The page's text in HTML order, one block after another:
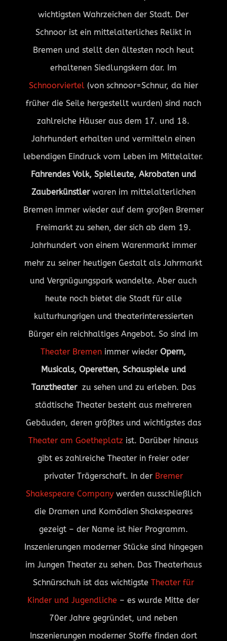
wichtigsten Wahrzeichen der Stadt. Der
Schnoor ist ein mittelalterliches Relikt in
Bremen und stellt den ältesten noch heut
erhaltenen Siedlungskern dar. Im
Schnoorviertel(von schnoor=Schnur, da hier
früher die Seile hergestellt wurden) sind nach
zahlreiche Häuser aus dem 17. und 18.
Jahrhundert erhalten und vermitteln einen
lebendigen Eindruck vom Leben im Mittelalter.
Fahrendes Volk, Spielleute, Akrobaten und
Zauberkünstlerwaren im mittelalterlichen
Bremen immer wieder auf dem großen Bremer
Freimarkt zu sehen, der sich ab dem 19.
Jahrhundert von einem Warenmarkt immer
mehr zu seiner heutigen Gestalt als Jahrmarkt
und Vergnügungspark wandelte. Aber auch
heute noch bietet die Stadt für alle
kulturhungrigen und theaterinteressierten
Bürger ein reichhaltiges Angebot. So sind im
Theater Bremen immer wiederOpern,
Musicals, Operetten, Schauspiele und
Tanztheater zu sehen und zu erleben. Das
städtische Theater besteht aus mehreren
Gebäuden, deren größtes und wichtigstes das
Theater am Goetheplatz ist. Darüber hinaus
gibt es zahlreiche Theater in freier oder
privater Trägerschaft. In der Bremer
Shakespeare Companywerden ausschließlich
die Dramen und Komödien Shakespeares
gezeigt – der Name ist hier Programm.
Inszenierungen moderner Stücke sind hingegen
im Jungen Theater zu sehen. Das Theaterhaus
Schnürschuh ist das wichtigste Theater für
Kinder und Jugendliche – es wurde Mitte der
70er Jahre gegründet, und neben
Inszenierungen moderner Stoffe finden dort